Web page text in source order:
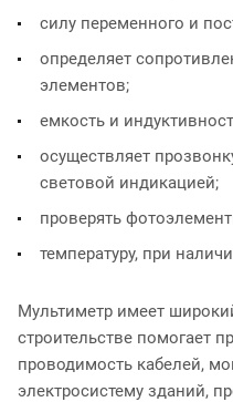
силу переменного и
определяет
элементов;
емкость и
осуществляет
световой индикацией;
проверять
температуру, при
Мультиметр имеет
строительстве помогает
проводимость кабелей,
электросистему зданий,